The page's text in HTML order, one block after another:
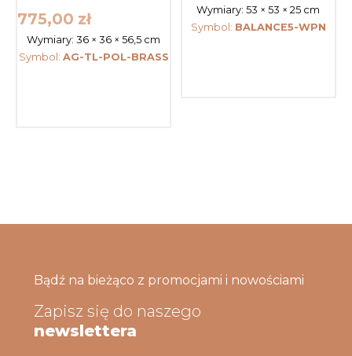
775,00 zł
Wymiary:36 × 36 × 56,5 cm
Symbol: AG-TL-POL-BRASS
Wymiary:53 × 53 × 25 cm
Symbol: BALANCE5-WPN
Bądź na bieżąco z promocjami i nowościami
Zapisz się do naszego
newslettera